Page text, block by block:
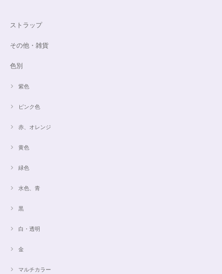
ストラップ
その他・雑貨
色別
紫色
ピンク色
赤、オレンジ
黄色
緑色
水色、青
黒
白・透明
金
マルチカラー